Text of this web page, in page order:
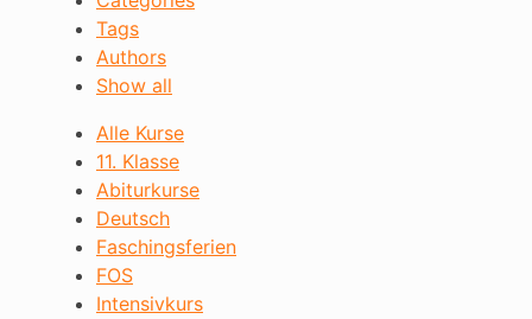
Tags
Authors
Show all
Alle Kurse
11. Klasse
Abiturkurse
Deutsch
Faschingsferien
FOS
Intensivkurs